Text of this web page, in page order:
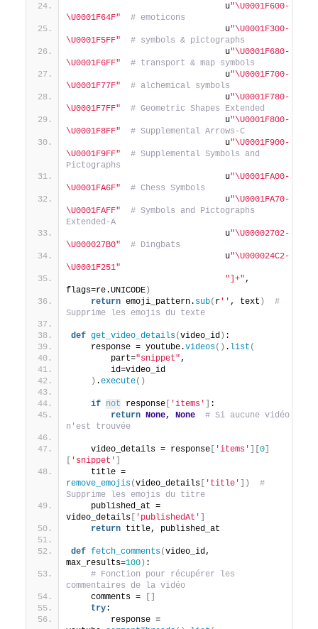
                               u
"\U0001F600-
\U0001F64F"
# emoticons
                               u
"\U0001F300-
\U0001F5FF"
# symbols & pictographs
                               u
"\U0001F680-
\U0001F6FF"
# transport & map symbols
                               u
"\U0001F700-
\U0001F77F"
# alchemical symbols
                               u
"\U0001F780-
\U0001F7FF"
# Geometric Shapes Extended
                               u
"\U0001F800-
\U0001F8FF"
# Supplemental Arrows-C
                               u
"\U0001F900-
\U0001F9FF"
# Supplemental Symbols and
Pictographs
                               u
"\U0001FA00-
\U0001FA6F"
# Chess Symbols
                               u
"\U0001FA70-
\U0001FAFF"
# Symbols and Pictographs
Extended-A
                               u
"\U00002702-
\U000027B0"
# Dingbats
                               u
"\U000024C2-
\U0001F251"
"]+" ,
flags=re.UNICODE)
return emoji_pattern. sub( r'' , text )
#
Supprime les emojis du texte
def get_video_details(video_id ) :
    response = youtube.
videos() . list (
        part=
"snippet" ,
        id=video_id
) .execute()
if not response[ 'items' ] :
return None, None
# Si aucune vidéo
n'est trouvée
    video_details = response
[ 'items' ][0]
[ 'snippet' ]
    title =
remove_emojis(video_details[ 'title' ])
#
Supprime les emojis du titre
    published_at =
video_details[ 'publishedAt' ]
return title, published_at
def fetch_comments(video_id,
max_results=100) :
# Fonction pour récupérer les
commentaires de la vidéo
    comments =
[]
try:
        response =